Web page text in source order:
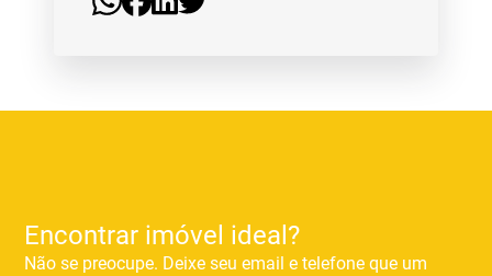
Encontrar imóvel ideal?
Não se preocupe. Deixe seu email e telefone que um